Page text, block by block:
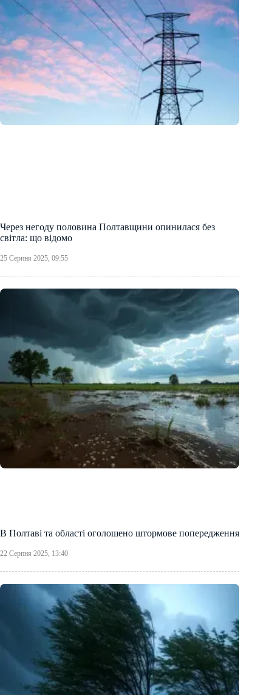
Через негоду половина Полтавщини опинилася без
світла: що відомо
25 Серпня 2025, 09:55
В Полтаві та області оголошено штормове попередження
22 Серпня 2025, 13:40